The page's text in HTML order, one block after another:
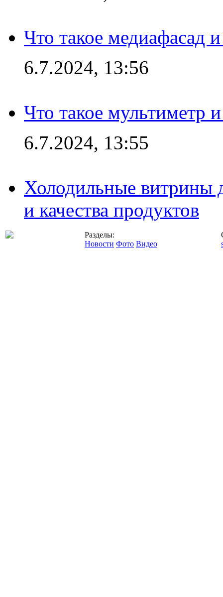
Что такое медиафасад
6.7.2024, 13:56
Что такое мультиметр
6.7.2024, 13:55
Холодильные витрины
и качества продуктов
Разделы:
Новости Фото Видео